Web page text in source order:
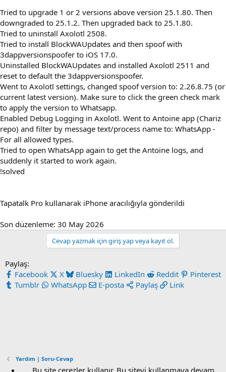
Tried to upgrade 1 or 2 versions above version 25.1.80. Then
downgraded to 25.1.2. Then upgraded back to 25.1.80.
Tried to uninstall Axolotl 2508.
Tried to install BlockWAUpdates and then spoof with
3dappversionspoofer to iOS 17.0.
Uninstalled BlockWAUpdates and installed Axolotl 2511 and
reset to default the 3dappversionspoofer.
Went to Axolotl settings, changed spoof version to: 2.26.8.75 (or
current latest version). Make sure to click the green check mark
to apply the version to Whatsapp.
Enabled Debug Logging in Axolotl. Went to Antoine app (Chariz
repo) and filter by message text/process name to: WhatsApp -
For all allowed types.
Tried to open WhatsApp again to get the Antoine logs, and
suddenly it started to work again.
!solved
Tapatalk Pro kullanarak iPhone aracılığıyla gönderildi
Son düzenleme: 30 May 2026
Cevap yazmak için giriş yap veya kayıt ol.
Paylaş:
Facebook
X Bluesky LinkedIn Reddit
Pinterest
Tumblr
WhatsApp E-posta Paylaş Link
Yardım | Soru-Cevap
Bu site çerezler kullanır. Bu siteyi kullanmaya devam